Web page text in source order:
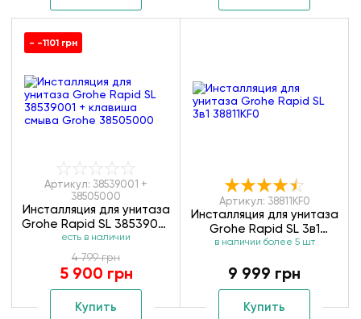
- -1101 грн
Артикул: 38539001 +
38505000
Инсталляция для унитаза
Grohe Rapid SL 38539001
+ клавиша смыва Grohe
38505000
есть в наличии
4 799 грн
5 900 грн
Купить
Артикул: 38811KF0
Инсталляция для унитаза
Grohe Rapid SL 3в1
38811KF0
в наличии более 5 шт
9 999 грн
Купить